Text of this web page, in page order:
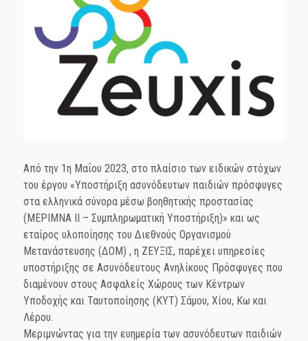
Από την 1η Μαΐου 2023, στο πλαίσιο των ειδικών στόχων
του έργου «Υποστήριξη ασυνόδευτων παιδιών πρόσφυγες
στα ελληνικά σύνορα μέσω βοηθητικής προστασίας
(ΜΕΡΙΜΝΑ ΙΙ – Συμπληρωματική Υποστήριξη)» και ως
εταίρος υλοποίησης του Διεθνούς Οργανισμού
Μετανάστευσης (ΔΟΜ) , η ΖΕΥΞΙΣ, παρέχει υπηρεσίες
υποστήριξης σε Ασυνόδευτους Ανηλίκους Πρόσφυγες που
διαμένουν στους Ασφαλείς Χώρους των Κέντρων
Υποδοχής και Ταυτοποίησης (ΚΥΤ) Σάμου, Χίου, Κω και
Λέρου.
Μεριμνώντας για την ευημερία των ασυνόδευτων παιδιών